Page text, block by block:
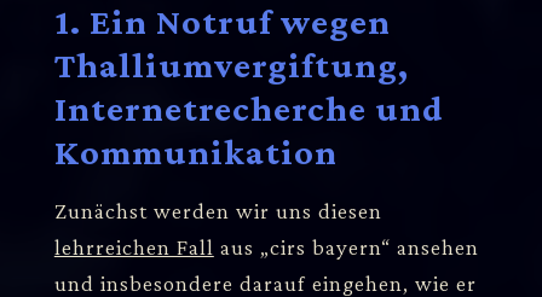
1. Ein Notruf wegen
Thalliumvergiftung,
Internetrecherche und
Kommunikation
Zunächst werden wir uns diesen
lehrreichen Fall aus „cirs bayern“ ansehen
und insbesondere darauf eingehen, wie er